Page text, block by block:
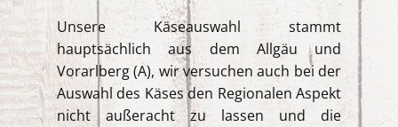
Unsere Käseauswahl stammt
hauptsächlich aus dem Allgäu und
Vorarlberg (A), wir versuchen auch bei der
Auswahl des Käses den Regionalen Aspekt
nicht außeracht zu lassen und die